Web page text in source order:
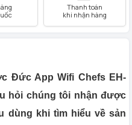
Thanh toán
khi nhận hàng
Đức App Wifi Chefs EH-
hỏi chúng tôi nhận được
dùng khi tìm hiểu về sản